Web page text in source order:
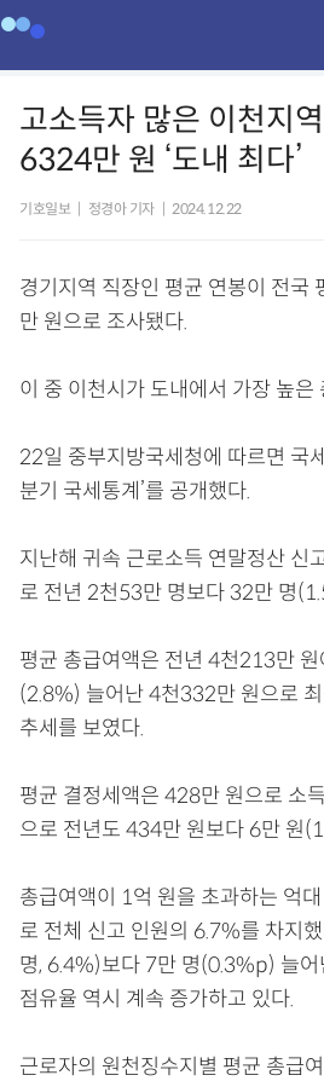
고소득자 많은 이천지
6324만 원 ‘도내 최다’
기호일보 정경아 기자 2024.12.22
경기지역 직장인 평균 연봉이 전국
만 원으로 조사됐다.
이 중 이천시가 도내에서 가장 높은
22일 중부지방국세청에 따르면 국
분기 국세통계’를 공개했다.
지난해 귀속 근로소득 연말정산 신
로 전년 2천53만 명보다 32만 명
평균 총급여액은 전년 4천213만
(2.8%) 늘어난 4천332만 원으로
추세를 보였다.
평균 결정세액은 428만 원으로 소
으로 전년도 434만 원보다 6만 원
총급여액이 1억 원을 초과하는 억
로 전체 신고 인원의 6.7%를 차지
명, 6.4%)보다 7만 명(0.3%p) 늘
점유율 역시 계속 증가하고 있다.
근로자의 원천징수지별 평균 총급